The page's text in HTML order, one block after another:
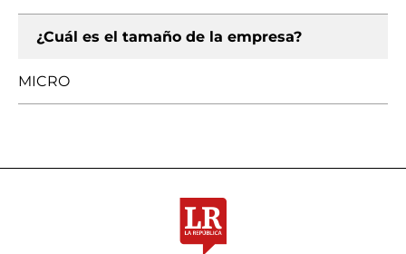
¿Cuál es el tamaño de la empresa?
MICRO